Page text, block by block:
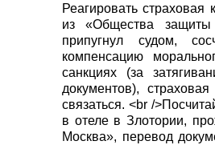
Реагировать страховая
из «Общества защиты
припугнул судом,
компенсацию
санкциях (за
документов),
связаться. <br /
в отеле в Злотории,
Москва», перевод